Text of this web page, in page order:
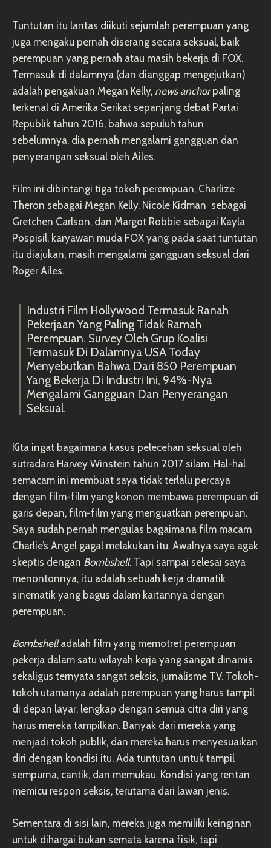
Tuntutan itu lantas diikuti sejumlah perempuan yang
juga mengaku pernah diserang secara seksual, baik
perempuan yang pernah atau masih bekerja di FOX.
Termasuk di dalamnya (dan dianggap mengejutkan)
adalah pengakuan Megan Kelly, news anchorpaling
terkenal di Amerika Serikat sepanjang debat Partai
Republik tahun 2016, bahwa sepuluh tahun
sebelumnya, dia pernah mengalami gangguan dan
penyerangan seksual oleh Ailes.
Film ini dibintangi tiga tokoh perempuan, Charlize
Theron sebagai Megan Kelly, Nicole Kidman sebagai
Gretchen Carlson, dan Margot Robbie sebagai Kayla
Pospisil, karyawan muda FOX yang pada saat tuntutan
itu diajukan, masih mengalami gangguan seksual dari
Roger Ailes.
Industri Film Hollywood Termasuk Ranah
Pekerjaan Yang Paling Tidak Ramah
Perempuan. Survey Oleh Grup Koalisi
Termasuk Di Dalamnya USA Today
Menyebutkan Bahwa Dari 850 Perempuan
Yang Bekerja Di Industri Ini, 94%-Nya
Mengalami Gangguan Dan Penyerangan
Seksual.
Kita ingat bagaimana kasus pelecehan seksual oleh
sutradara Harvey Winstein tahun 2017 silam. Hal-hal
semacam ini membuat saya tidak terlalu percaya
dengan film-film yang konon membawa perempuan di
garis depan, film-film yang menguatkan perempuan.
Saya sudah pernah mengulas bagaimana film macam
Charlie’s Angel gagal melakukan itu. Awalnya saya agak
skeptis dengan Bombshell. Tapi sampai selesai saya
menontonnya, itu adalah sebuah kerja dramatik
sinematik yang bagus dalam kaitannya dengan
perempuan.
Bombshelladalah film yang memotret perempuan
pekerja dalam satu wilayah kerja yang sangat dinamis
sekaligus ternyata sangat seksis, jurnalisme TV. Tokoh-
tokoh utamanya adalah perempuan yang harus tampil
di depan layar, lengkap dengan semua citra diri yang
harus mereka tampilkan. Banyak dari mereka yang
menjadi tokoh publik, dan mereka harus menyesuaikan
diri dengan kondisi itu. Ada tuntutan untuk tampil
sempurna, cantik, dan memukau. Kondisi yang rentan
memicu respon seksis, terutama dari lawan jenis.
Sementara di sisi lain, mereka juga memiliki keinginan
untuk dihargai bukan semata karena fisik, tapi